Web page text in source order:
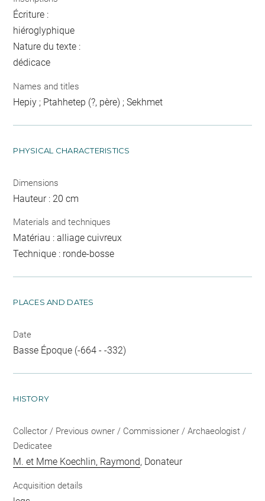
Écriture :
hiéroglyphique
Nature du texte :
dédicace
Names and titles
Hepiy ; Ptahhetep (?, père) ; Sekhmet
PHYSICAL CHARACTERISTICS
Dimensions
Hauteur : 20 cm
Materials and techniques
Matériau : alliage cuivreux
Technique : ronde-bosse
PLACES AND DATES
Date
Basse Époque (-664 - -332)
HISTORY
Collector / Previous owner / Commissioner / Archaeologist /
Dedicatee
M. et Mme Koechlin, Raymond, Donateur
Acquisition details